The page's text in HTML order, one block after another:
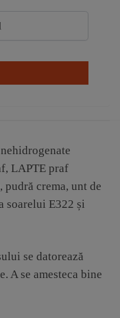
LAPTE praf
pudră crema, unt de
soarelui E322 și
se datorează
A se amesteca bine